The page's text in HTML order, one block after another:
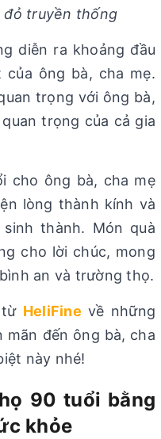
đỏ truyền thống
diễn ra khoảng đầu
của ông bà, cha mẹ.
trọng với ông bà,
trọng của cả gia
cho ông bà, cha mẹ
lòng thành kính và
thành. Món quà
cho lời chúc, mong
an và trường thọ.
HeliFine về những
đến ông bà, cha
này nhé!
90 tuổi bằng
khỏe